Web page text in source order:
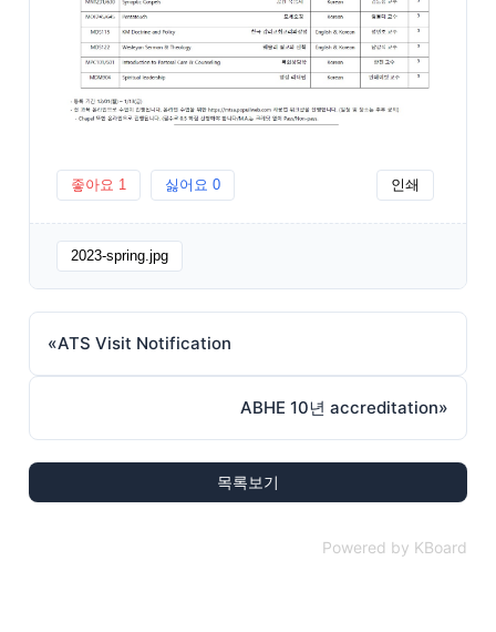
좋아요 1 싫어요 0 인쇄
2023-spring.jpg
«ATS Visit Notification
ABHE 10년 accreditation»
목록보기
Powered by KBoard